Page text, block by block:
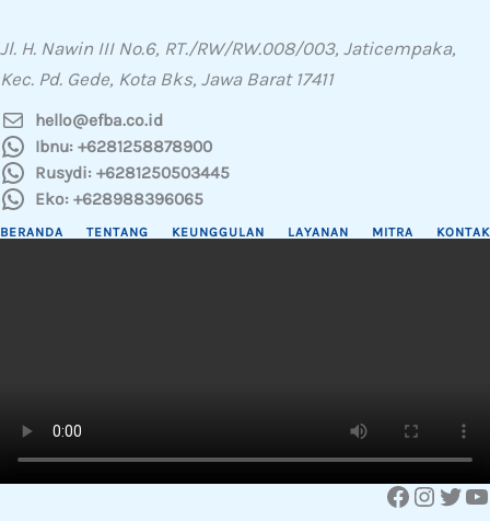
Jl. H. Nawin III No.6, RT./RW/RW.008/003, Jaticempaka,
Kec. Pd. Gede, Kota Bks, Jawa Barat 17411
hello@efba.co.id
Ibnu: +6281258878900
Rusydi: +6281250503445
Eko: +628988396065
BERANDA TENTANG KEUNGGULAN LAYANAN MITRA KONTAK
Facebook Instagram Twitter YouTube